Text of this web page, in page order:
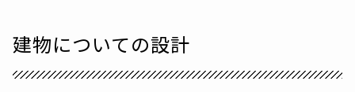
建物についての設計